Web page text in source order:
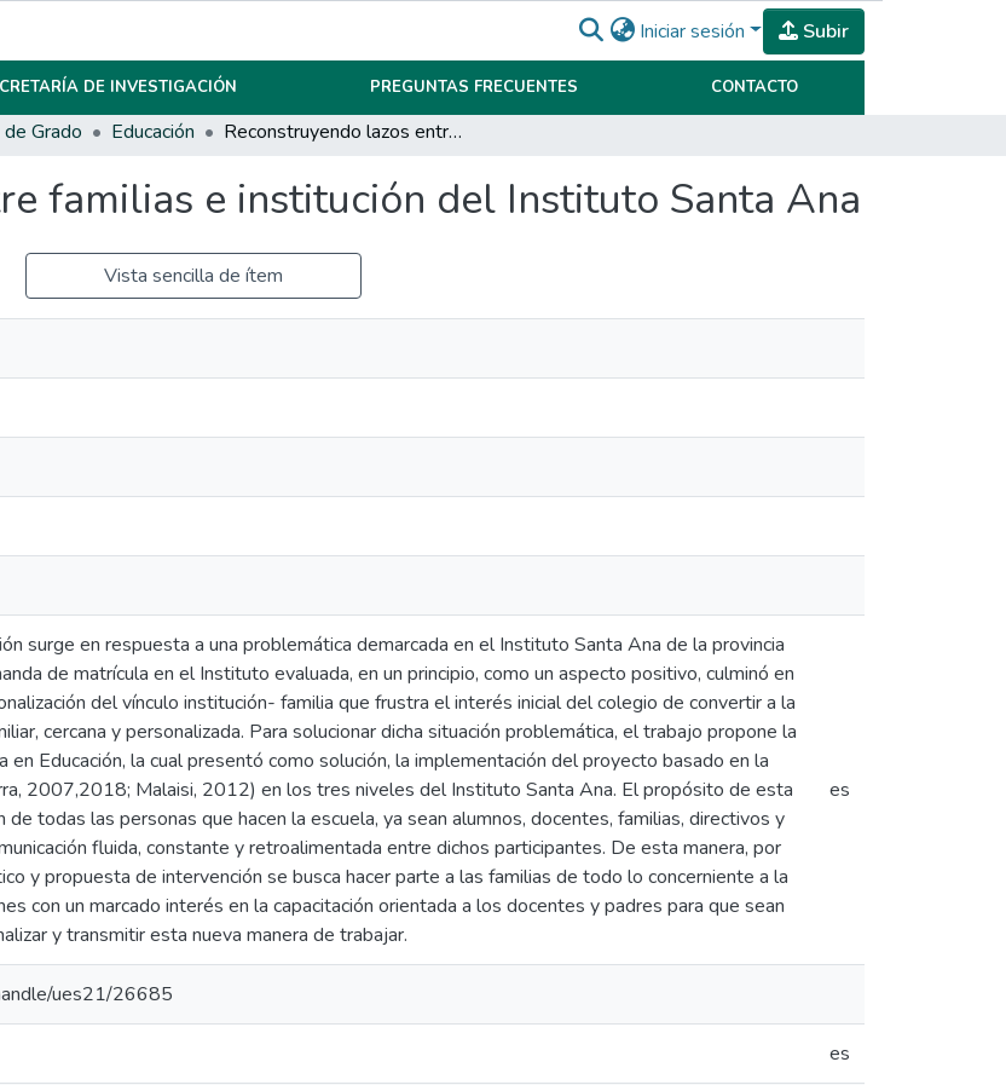
Iniciar sesión Subir
DE INVESTIGACIÓN PREGUNTAS FRECUENTES CONTACTO
Grado Educación Reconstruyendo lazos entre familias e institución del Instituto Santa Ana
familias e institución del Instituto Santa Ana
Vista sencilla de ítem
surge en respuesta a una problemática demarcada en el Instituto Santa Ana de la provincia
de matrícula en el Instituto evaluada, en un principio, como un aspecto positivo, culminó en
del vínculo institución- familia que frustra el interés inicial del colegio de convertir a la
cercana y personalizada. Para solucionar dicha situación problemática, el trabajo propone la
en Educación, la cual presentó como solución, la implementación del proyecto basado en la
2007,2018; Malaisi, 2012) en los tres niveles del Instituto Santa Ana. El propósito de esta
de todas las personas que hacen la escuela, ya sean alumnos, docentes, familias, directivos y
fluida, constante y retroalimentada entre dichos participantes. De esta manera, por
y propuesta de intervención se busca hacer parte a las familias de todo lo concerniente a la
con un marcado interés en la capacitación orientada a los docentes y padres para que sean
y transmitir esta nueva manera de trabajar.
es
ues21/26685
es